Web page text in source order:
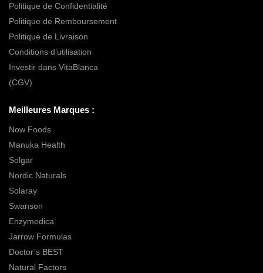
Politique de Confidentialité
Politique de Remboursement
Politique de Livraison
Conditions d’utilisation
Investir dans VitaBlanca
(CGV)
Meilleures Marques :
Now Foods
Manuka Health
Solgar
Nordic Naturals
Solaray
Swanson
Enzymedica
Jarrow Formulas
Doctor’s BEST
Natural Factors